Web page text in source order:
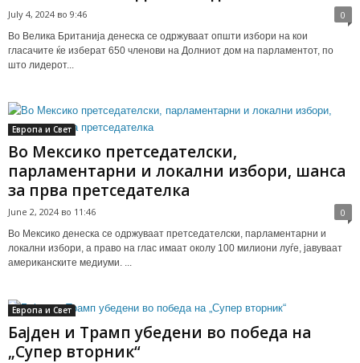
July 4, 2024 во 9:46 0
Во Велика Британија денеска се одржуваат општи избори на кои
гласачите ќе изберат 650 членови на Долниот дом на парламентот, по
што лидерот...
Европа и Свет
Во Мексико претседателски,
парламентарни и локални избори, шанса
за прва претседателка
June 2, 2024 во 11:46 0
Во Мексико денеска се одржуваат претседателски, парламентарни и
локални избори, а право на глас имаат околу 100 милиони луѓе, јавуваат
американските медиуми. ...
Европа и Свет
Бајден и Трамп убедени во победа на
„Супер вторник“